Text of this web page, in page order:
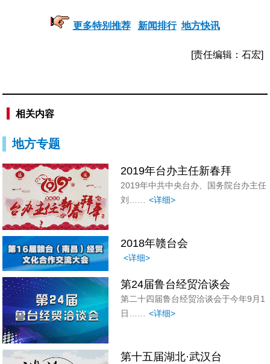
更多特别推荐 新闻排行 地方快讯
[责任编辑：石宏]
相关内容
地方专题
2019年台办主任新春拜
2019年中共中央台办、国务院台办主任
刘……
<详细>
2018年赣台会
<详细>
第24届鲁台经贸洽谈会
第二十四届鲁台经贸洽谈会于今年9月1
日…… <详细>
第十五届湖北·武汉台